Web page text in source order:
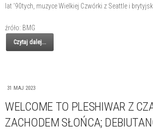
lat '90tych, muzyce Wielkiej Czwórki z Seattle i
źróło: BMG
Czytaj dalej...
31 MAJ 2023
WELCOME TO PLESHIWAR Z
ZACHODEM SŁOŃCA;